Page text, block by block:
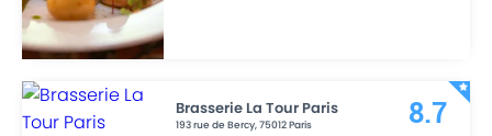
Brasserie La Tour Paris
193 rue de Bercy,75012Paris
8.7